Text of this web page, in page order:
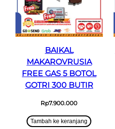
BAIKAL
MAKAROVRUSIA
FREE GAS 5 BOTOL
GOTRI 300 BUTIR
Rp7.900.000
Tambah ke keranjang